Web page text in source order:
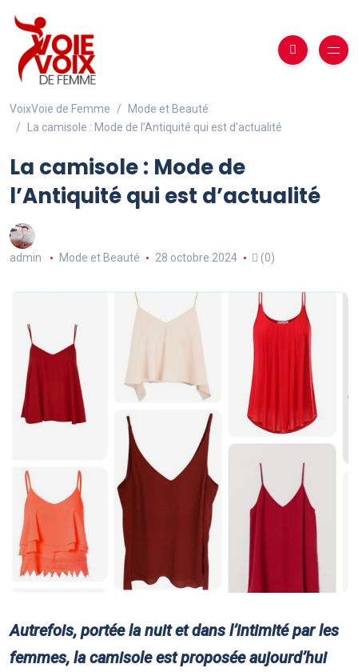
VoixVoie de Femme
Mode et Beauté
La camisole : Mode de l’Antiquité qui est d’actualité
La camisole : Mode de
l’Antiquité qui est d’actualité
admin Mode et Beauté 28 octobre 2024 (0)
Autrefois, portée la nuit et dans l’intimité par les
femmes, la camisole est proposée aujourd’hui